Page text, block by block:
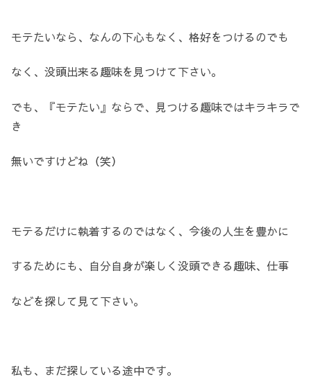
モテたいなら、なんの下心もなく、格好をつけるのでも
なく、没頭出来る趣味を見つけて下さい。
でも、『モテたい』ならで、見つける趣味ではキラキラで
き
無いですけどね（笑）
モテるだけに執着するのではなく、今後の人生を豊かに
するためにも、自分自身が楽しく没頭できる趣味、仕事
などを探して見て下さい。
私も、まだ探している途中です。